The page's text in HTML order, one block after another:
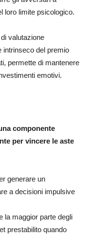
loro limite psicologico.
valutazione
intrinseco del premio
permette di mantenere
emotivi.
componente
per vincere le aste
generare un
a decisioni impulsive
la maggior parte degli
prestabilito quando